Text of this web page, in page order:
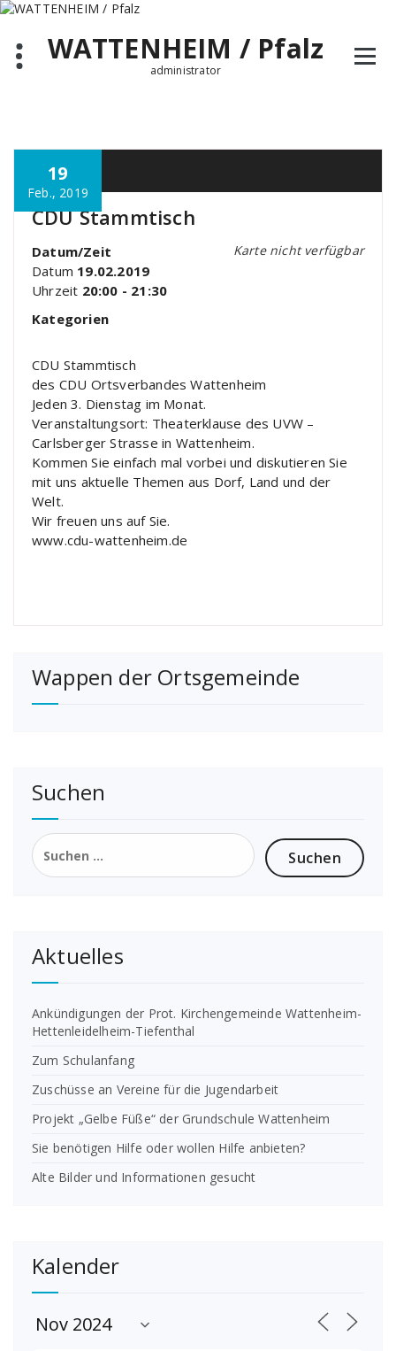
Zum
springenWATTENHEIM / Pfalz
administrator
19
Feb., 2019
CDU Stammtisch
Karte nicht verfügbar
Datum/Zeit
Datum 19.02.2019
Uhrzeit 20:00 - 21:30
Kategorien
CDU Stammtisch
des CDU Ortsverbandes Wattenheim
Jeden 3. Dienstag im Monat.
Veranstaltungsort: Theaterklause des UVW –
Carlsberger Strasse in Wattenheim.
Kommen Sie einfach mal vorbei und diskutieren Sie
mit uns aktuelle Themen aus Dorf, Land und der
Welt.
Wir freuen uns auf Sie.
www.cdu-wattenheim.de
Wappen der Ortsgemeinde
Suchen
Suchen
nach:
Aktuelles
Ankündigungen der Prot. Kirchengemeinde Wattenheim-
Hettenleidelheim-Tiefenthal
Zum Schulanfang
Zuschüsse an Vereine für die Jugendarbeit
Projekt „Gelbe Füße“ der Grundschule Wattenheim
Sie benötigen Hilfe oder wollen Hilfe anbieten?
Alte Bilder und Informationen gesucht
Kalender